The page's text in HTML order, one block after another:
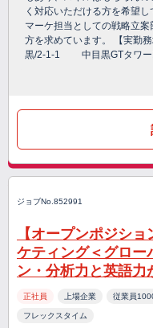
く対応いただける方を希望
マーケ担当としての戦略立
方を求めています。 【実勤
黒/2-1-1 中目黒GTタワー
ジョブNo.852991
【オープンポジシ
ケティング＜グロー
ン・分析力と英語力
正社員 上場企業 従業員
フレックスタイム